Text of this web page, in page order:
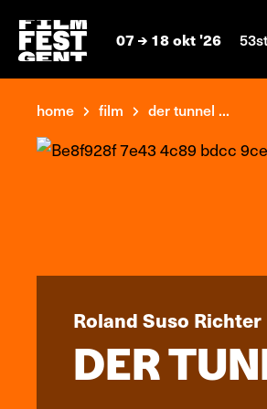
07 18 okt '26
home film der tunnel ...
Roland Suso Richter
DER